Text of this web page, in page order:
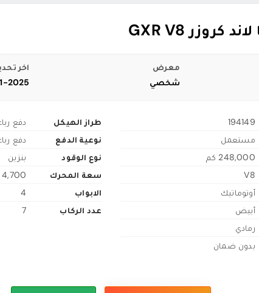
معرض
شخصي
اخر
2025
194149
مستعمل
248,000 كم
V8
أوتوماتيك
أبيض
رمادي
بدون ضمان
طراز الهيكل
دفع
نوعية الدفع
دفع
نوع الوقود
بنزين
سعة المحرك
4,700
الابواب
4
عدد الركاب
7